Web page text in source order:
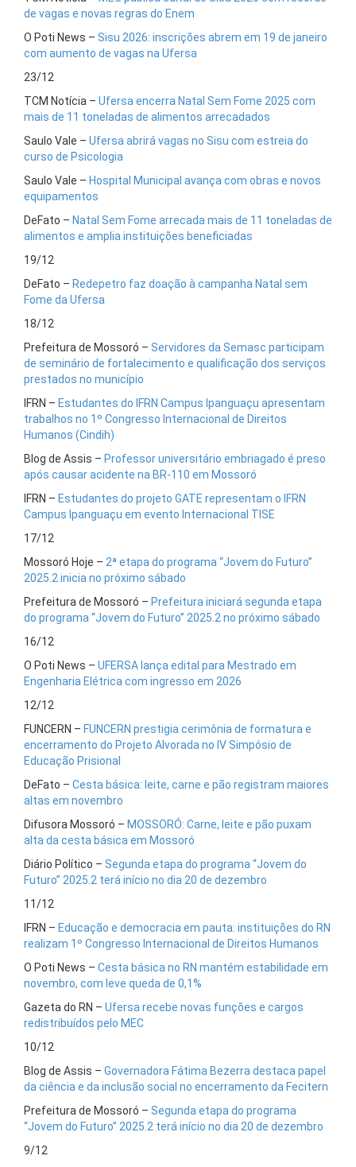
de vagas e novas regras do Enem
O Poti News – Sisu 2026: inscrições abrem em 19 de janeiro
com aumento de vagas na Ufersa
23/12
TCM Notícia – Ufersa encerra Natal Sem Fome 2025 com
mais de 11 toneladas de alimentos arrecadados
Saulo Vale – Ufersa abrirá vagas no Sisu com estreia do
curso de Psicologia
Saulo Vale – Hospital Municipal avança com obras e novos
equipamentos
DeFato – Natal Sem Fome arrecada mais de 11 toneladas de
alimentos e amplia instituições beneficiadas
19/12
DeFato – Redepetro faz doação à campanha Natal sem
Fome da Ufersa
18/12
Prefeitura de Mossoró – Servidores da Semasc participam
de seminário de fortalecimento e qualificação dos serviços
prestados no município
IFRN – Estudantes do IFRN Campus Ipanguaçu apresentam
trabalhos no 1º Congresso Internacional de Direitos
Humanos (Cindih)
Blog de Assis – Professor universitário embriagado é preso
após causar acidente na BR-110 em Mossoró
IFRN – Estudantes do projeto GATE representam o IFRN
Campus Ipanguaçu em evento Internacional TISE
17/12
Mossoró Hoje – 2ª etapa do programa “Jovem do Futuro”
2025.2 inicia no próximo sábado
Prefeitura de Mossoró – Prefeitura iniciará segunda etapa
do programa “Jovem do Futuro” 2025.2 no próximo sábado
16/12
O Poti News – UFERSA lança edital para Mestrado em
Engenharia Elétrica com ingresso em 2026
12/12
FUNCERN – FUNCERN prestigia cerimônia de formatura e
encerramento do Projeto Alvorada no IV Simpósio de
Educação Prisional
DeFato – Cesta básica: leite, carne e pão registram maiores
altas em novembro
Difusora Mossoró – MOSSORÓ: Carne, leite e pão puxam
alta da cesta básica em Mossoró
Diário Político – Segunda etapa do programa “Jovem do
Futuro” 2025.2 terá início no dia 20 de dezembro
11/12
IFRN – Educação e democracia em pauta: instituições do RN
realizam 1º Congresso Internacional de Direitos Humanos
O Poti News – Cesta básica no RN mantém estabilidade em
novembro, com leve queda de 0,1%
Gazeta do RN – Ufersa recebe novas funções e cargos
redistribuídos pelo MEC
10/12
Blog de Assis – Governadora Fátima Bezerra destaca papel
da ciência e da inclusão social no encerramento da Fecitern
Prefeitura de Mossoró – Segunda etapa do programa
“Jovem do Futuro” 2025.2 terá início no dia 20 de dezembro
9/12